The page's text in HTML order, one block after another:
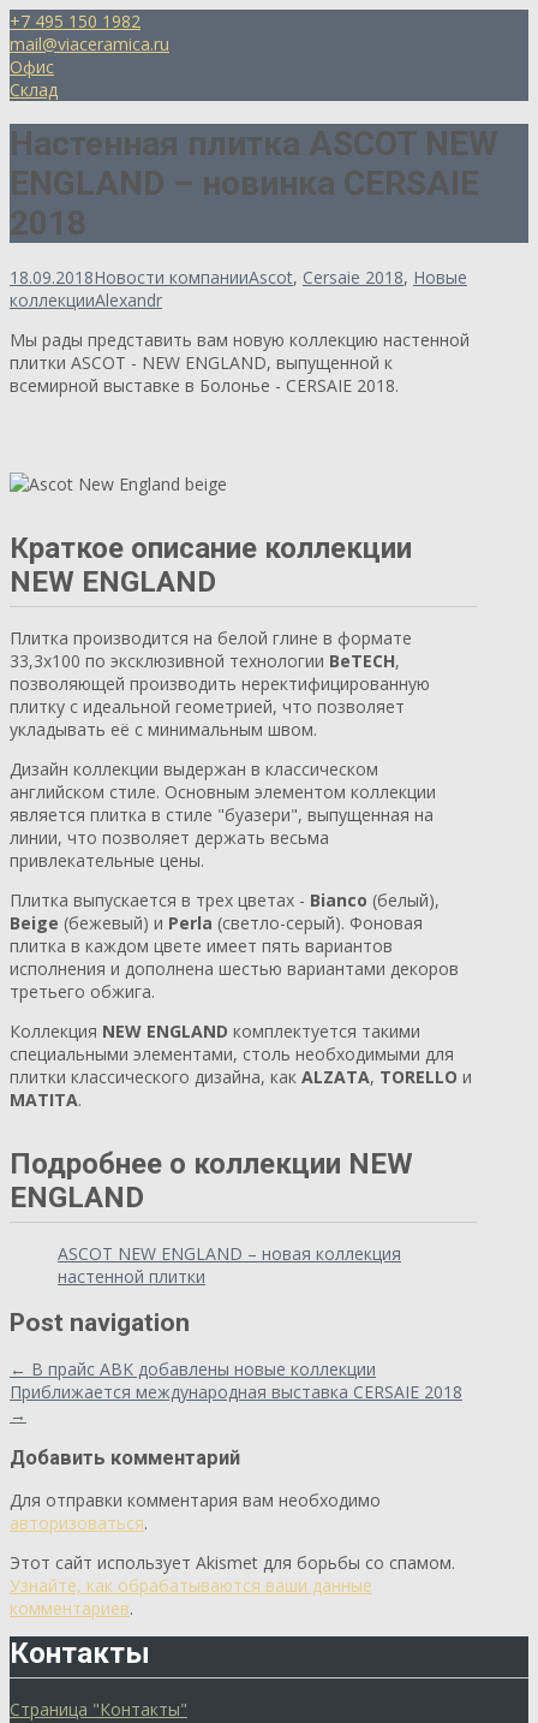
+7 495 150 1982
mail@viaceramica.ru
Офис
Склад
Настенная плитка ASCOT NEW
ENGLAND – новинка CERSAIE
2018
18.09.2018Новости компанииAscot, Cersaie 2018, Новые
коллекцииAlexandr
Мы рады представить вам новую коллекцию настенной
плитки ASCOT - NEW ENGLAND, выпущенной к
всемирной выставке в Болонье - CERSAIE 2018.
Краткое описание коллекции
NEW ENGLAND
Плитка производится на белой глине в формате
33,3х100 по эксклюзивной технологии BeTECH,
позволяющей производить неректифицированную
плитку с идеальной геометрией, что позволяет
укладывать её с минимальным швом.
Дизайн коллекции выдержан в классическом
английском стиле. Основным элементом коллекции
является плитка в стиле "буазери", выпущенная на
линии, что позволяет держать весьма
привлекательные цены.
Плитка выпускается в трех цветах - Bianco (белый),
Beige (бежевый) и Perla (светло-серый). Фоновая
плитка в каждом цвете имеет пять вариантов
исполнения и дополнена шестью вариантами декоров
третьего обжига.
Коллекция NEW ENGLAND комплектуется такими
специальными элементами, столь необходимыми для
плитки классического дизайна, как ALZATA, TORELLO и
MATITA.
Подробнее о коллекции NEW
ENGLAND
ASCOT NEW ENGLAND – новая коллекция
настенной плитки
Post navigation
← В прайс ABK добавлены новые коллекции
Приближается международная выставка CERSAIE 2018
→
Добавить комментарий
Для отправки комментария вам необходимо
авторизоваться.
Этот сайт использует Akismet для борьбы со спамом.
Узнайте, как обрабатываются ваши данные
комментариев.
Контакты
Страница "Контакты"